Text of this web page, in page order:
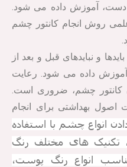
آموزش داده می شود.
روش انجام کانتور چشم
و نبایدهای قبل و بعد از
آموزش داده می ‌شود. رعایت
کانتور چشم، ضروری است.
اصول بهداشتی برای انجام
انواع چشم با استفاده
تکنیک های مختلف رنگ
انواع رنگ پوست،